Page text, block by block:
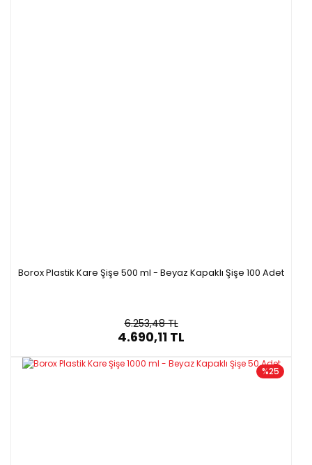
Borox Plastik Kare Şişe 500 ml - Beyaz Kapaklı Şişe 100 Adet
6.253,48 TL
4.690,11 TL
%25